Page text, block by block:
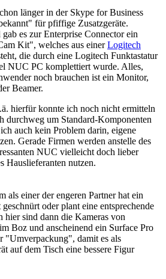
länger in der Skype for Business
für pfiffige Zusatzgeräte.
gab es zur Enterprise Connector ein
Kit", welches aus einerLogitech
die durch eine Logitech Funktastatur
NUC PC komplettiert wurde. Alles,
noch brauchen ist ein Monitor,
Beamer.
hierfür konnte ich noch nicht ermitteln
durchweg um Standard-Komponenten
auch kein Problem darin, eigene
Gerade Firmen werden anstelle des
NUC vielleicht doch lieber
Hauslieferanten nutzen.
als einer der engeren Partner hat ein
geschnürt oder plant eine entsprechende
hier sind dann die Kameras von
Boz und anscheinend ein Surface Pro
"Umverpackung", damit es als
auf dem Tisch eine bessere Figur